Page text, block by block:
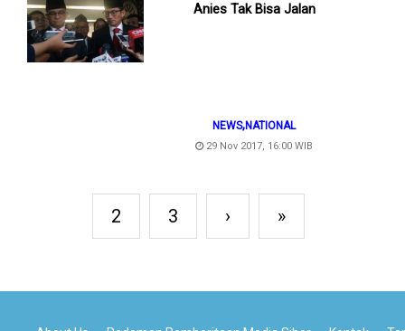
Anies Tak Bisa Jalan
NEWS,NATIONAL
29 Nov 2017, 16:00 WIB
2 3 › »